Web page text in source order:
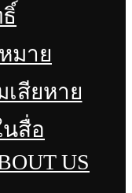
มาย
เสียหาย
นสื่อ
US